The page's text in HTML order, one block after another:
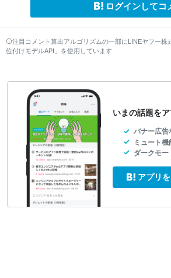
ログインしてコ
注目コメント算出アルゴリズムの一部にLINEヤフー株
位付けモデルAPI」を使用しています
いまの話題を
バナー広告
ミュート機
ダークモー
アプリ